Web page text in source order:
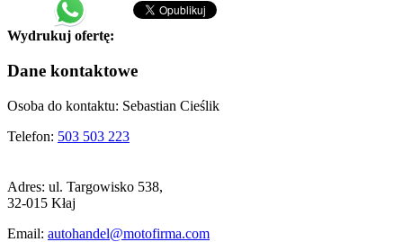
Wydrukuj ofertę:
Dane kontaktowe
Osoba do kontaktu: Sebastian Cieślik
Telefon: 503 503 223
Adres: ul. Targowisko 538,
32-015 Kłaj
Email: autohandel@motofirma.com